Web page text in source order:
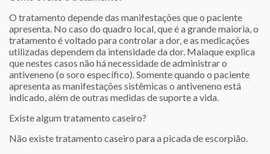
O tratamento depende das manifestações que o paciente
apresenta. No caso do quadro local, que é a grande maioria, o
tratamento é voltado para controlar a dor, e as medicações
utilizadas dependem da intensidade da dor. Malaque explica
que nestes casos não há necessidade de administrar o
antiveneno (o soro específico). Somente quando o paciente
apresenta as manifestações sistêmicas o antiveneno está
indicado, além de outras medidas de suporte a vida.
Existe algum tratamento caseiro?
Não existe tratamento caseiro para a picada de escorpião.